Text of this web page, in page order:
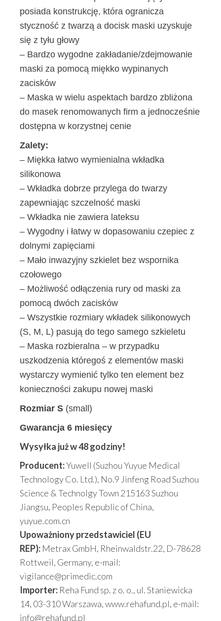
posiada konstrukcję, która ogranicza
styczność z twarzą a docisk maski uzyskuje
się z tyłu głowy
– Bardzo wygodne zakładanie/zdejmowanie
maski za pomocą miękko wypinanych
zacisków
– Maska w wielu aspektach bardzo zbliżona
do masek renomowanych firm a jednocześnie
dostępna w korzystnej cenie
Zalety:
– Miękka łatwo wymienialna wkładka
silikonowa
– Wkładka dobrze przylega do twarzy
zapewniając szczelność maski
– Wkładka nie zawiera lateksu
– Wygodny i łatwy w dopasowaniu czepiec z
dolnymi zapięciami
– Mało inwazyjny szkielet bez wspornika
czołowego
– Możliwość odłączenia rury od maski za
pomocą dwóch zacisków
– Wszystkie rozmiary wkładek silikonowych
(S, M, L) pasują do tego samego szkieletu
– Maska rozbieralna – w przypadku
uszkodzenia któregoś z elementów maski
wystarczy wymienić tylko ten element bez
konieczności zakupu nowej maski
Rozmiar S (small)
Gwarancja 6 miesięcy
Wysyłka już w 48 godziny!
Producent:Yuwell (Suzhou Yuyue Medical
Technology Co. Ltd.), No.9 Jinfeng Road Suzhou
Science & Technolgy Town 215163 Suzhou
Jiangsu, Peoples Republic of China,
yuyue.com.cn
Upoważniony przedstawiciel (EU
REP): Metrax GmbH, Rheinwaldstr.22, D-78628
Rottweil, Germany, e-mail:
vigilance@primedic.com
Importer: Reha Fund sp. z o. o., ul. Staniewicka
14, 03-310 Warszawa, www.rehafund.pl, e-mail:
info@rehafund.pl